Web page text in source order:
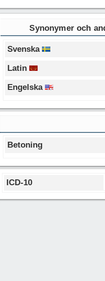
Synonymer och
Svenska
Latin
Engelska
Betoning
ICD-10